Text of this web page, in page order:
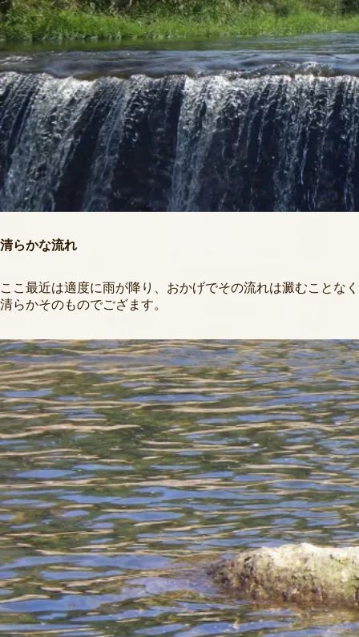
清らかな流れ
ここ最近は適度に雨が降り、おかげでその流れは澱むことなく
清らかそのものでござます。